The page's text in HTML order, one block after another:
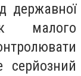
державної
малого
серйозний